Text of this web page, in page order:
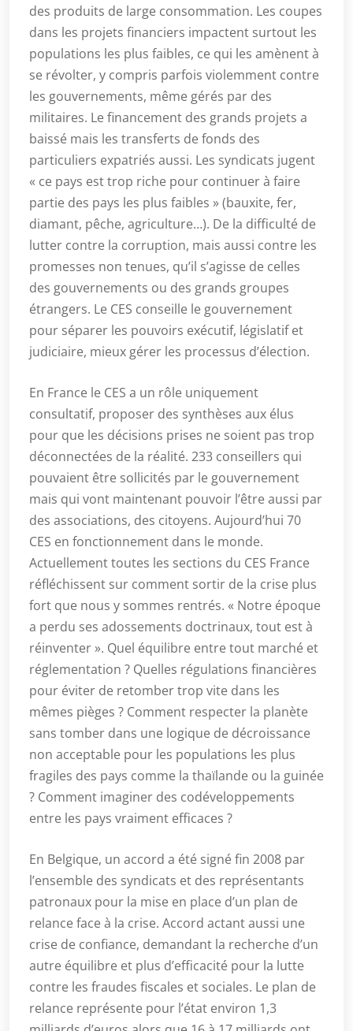
des produits de large consommation. Les coupes
dans les projets financiers impactent surtout les
populations les plus faibles, ce qui les amènent à
se révolter, y compris parfois violemment contre
les gouvernements, même gérés par des
militaires. Le financement des grands projets a
baissé mais les transferts de fonds des
particuliers expatriés aussi. Les syndicats jugent
« ce pays est trop riche pour continuer à faire
partie des pays les plus faibles » (bauxite, fer,
diamant, pêche, agriculture…). De la difficulté de
lutter contre la corruption, mais aussi contre les
promesses non tenues, qu’il s’agisse de celles
des gouvernements ou des grands groupes
étrangers. Le CES conseille le gouvernement
pour séparer les pouvoirs exécutif, législatif et
judiciaire, mieux gérer les processus d’élection.
En France le CES a un rôle uniquement
consultatif, proposer des synthèses aux élus
pour que les décisions prises ne soient pas trop
déconnectées de la réalité. 233 conseillers qui
pouvaient être sollicités par le gouvernement
mais qui vont maintenant pouvoir l’être aussi par
des associations, des citoyens. Aujourd’hui 70
CES en fonctionnement dans le monde.
Actuellement toutes les sections du CES France
réfléchissent sur comment sortir de la crise plus
fort que nous y sommes rentrés. « Notre époque
a perdu ses adossements doctrinaux, tout est à
réinventer ». Quel équilibre entre tout marché et
réglementation ? Quelles régulations financières
pour éviter de retomber trop vite dans les
mêmes pièges ? Comment respecter la planète
sans tomber dans une logique de décroissance
non acceptable pour les populations les plus
fragiles des pays comme la thaïlande ou la guinée
? Comment imaginer des codéveloppements
entre les pays vraiment efficaces ?
En Belgique, un accord a été signé fin 2008 par
l’ensemble des syndicats et des représentants
patronaux pour la mise en place d’un plan de
relance face à la crise. Accord actant aussi une
crise de confiance, demandant la recherche d’un
autre équilibre et plus d’efficacité pour la lutte
contre les fraudes fiscales et sociales. Le plan de
relance représente pour l’état environ 1,3